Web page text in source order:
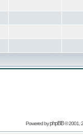
Powered byphpBB© 2001,